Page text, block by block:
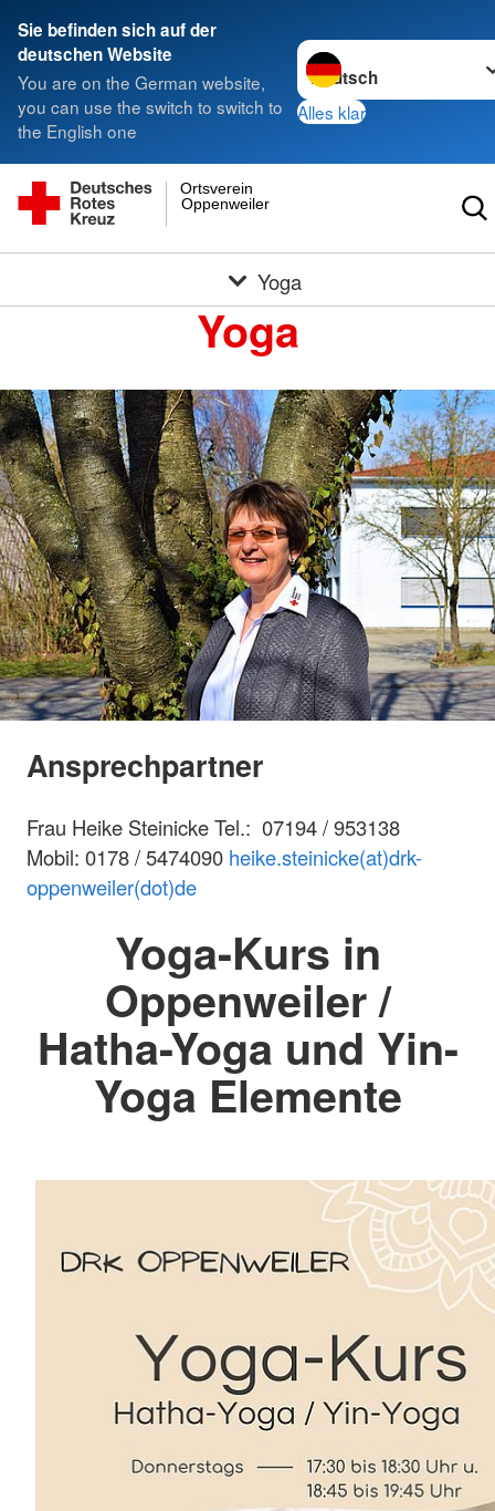
Sie befinden sich auf der
deutschen Website
You are on the German website,
you can use the switch to switch to
the English one
Sprache wechseln zu
Alles klar
Oppenweiler
Ortsverein
Yoga
Yoga
Ansprechpartner
Frau Heike Steinicke Tel.: 07194 / 953138
Mobil: 0178 / 5474090 heike.steinicke(at)drk-
oppenweiler(dot)de
Yoga-Kurs in
Oppenweiler /
Hatha-Yoga und Yin-
Yoga Elemente